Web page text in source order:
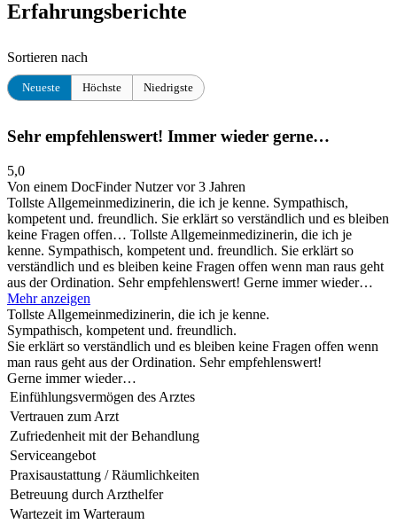
Erfahrungsberichte
Sortieren nach
Neueste Höchste Niedrigste
Sehr empfehlenswert! Immer wieder gerne…
5,0
Von einem DocFinder Nutzervor 3 Jahren
Tollste Allgemeinmedizinerin, die ich je kenne. Sympathisch,
kompetent und. freundlich. Sie erklärt so verständlich und es bleiben
keine Fragen offen… Tollste Allgemeinmedizinerin, die ich je
kenne. Sympathisch, kompetent und. freundlich. Sie erklärt so
verständlich und es bleiben keine Fragen offen wenn man raus geht
aus der Ordination. Sehr empfehlenswert! Gerne immer wieder…
Mehr anzeigen
Tollste Allgemeinmedizinerin, die ich je kenne.
Sympathisch, kompetent und. freundlich.
Sie erklärt so verständlich und es bleiben keine Fragen offen wenn
man raus geht aus der Ordination. Sehr empfehlenswert!
Gerne immer wieder…
Einfühlungsvermögen des Arztes
Vertrauen zum Arzt
Zufriedenheit mit der Behandlung
Serviceangebot
Praxisaustattung / Räumlichkeiten
Betreuung durch Arzthelfer
Wartezeit im Warteraum